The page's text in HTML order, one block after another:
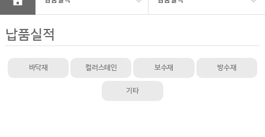
납품실적
바닥재 컬러스테인 보수재 방수재
기타